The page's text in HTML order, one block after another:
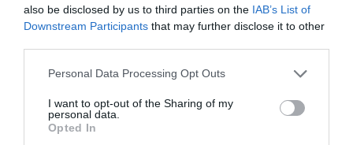
also be disclosed by us to third parties on the IAB’s List of
Downstream Participants that may further disclose it to other
Please note that this website/app uses one or more Google
not limited to your visit or usage behaviour. You may click to
grant or deny consent to Google and its third-party tags to
use your data for below specified purposes in below Google
Personal Data Processing Opt Outs
I want to opt-out of the Sharing of my
personal data.
Opted In
ORBÁN EGYKORI VÍZÜGYI ÁLLAMTITKÁRA
2026. augusztus 09| Mindenki ügye